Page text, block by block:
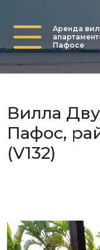
Аренда
Пафосе
Вилла
Пафос,
(V132)